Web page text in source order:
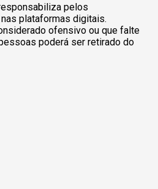
pelos
plataformas digitais.
ofensivo ou que falte
poderá ser retirado do